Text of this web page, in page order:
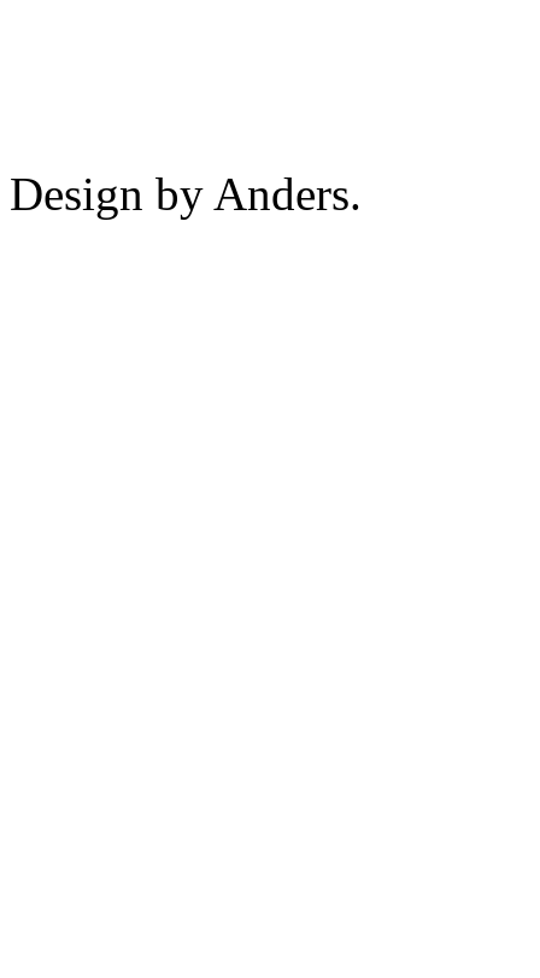
Design by Anders.